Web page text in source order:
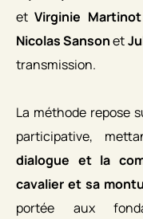
etVirginie Martinot
Nicolas Sansonet
transmission.
La méthode repose
participative,
dialogue et la
cavalier et sa
portée aux